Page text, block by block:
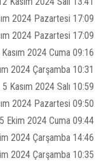
2024 Pazartesi 17:09
2024 Pazartesi 17:09
2024 Cuma 09:16
2024 Çarşamba 10:31
5 Kasım 2024 Salı 10:59
2024 Pazartesi 09:50
Ekim 2024 Cuma 09:44
2024 Çarşamba 14:46
2024 Çarşamba 10:35